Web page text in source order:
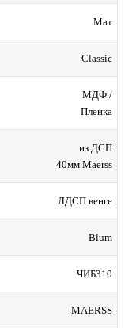
Мат
Classic
МДФ /
Пленка
из ДСП
40мм Maerss
ЛДСП венге
Blum
ЧИБ310
MAERSS